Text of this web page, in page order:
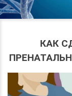
КАК